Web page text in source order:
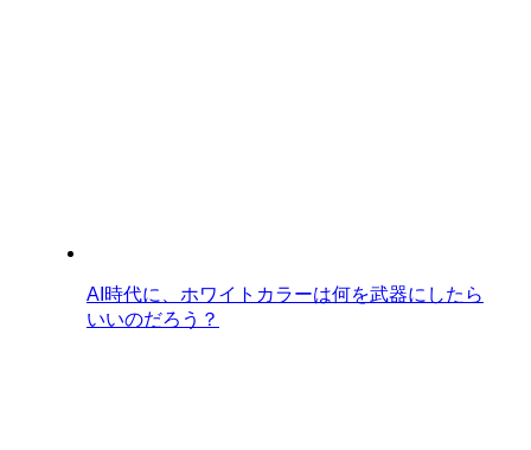
AI時代に、ホワイトカラーは何を武器にしたら
いいのだろう？